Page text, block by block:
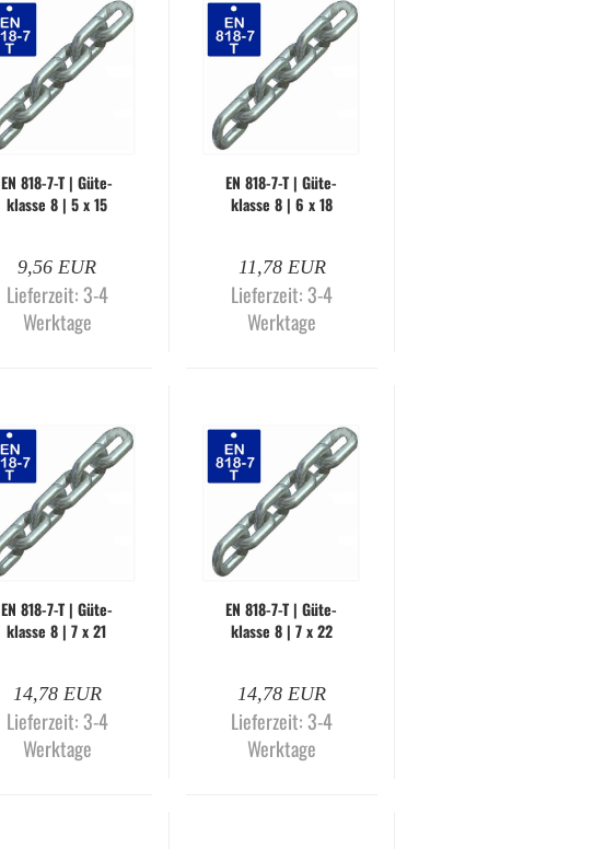
EN 818-​7-T | Gü­te­
klas­se 8 | 5 x 15
re)
9,56 EUR
Lieferzeit:3-4
Werktage
EN 818-​7-T | Gü­te­
klas­se 8 | 6 x 18
re)
11,78 EUR
Lieferzeit:3-4
Werktage
EN 818-​7-T | Gü­te­
klas­se 8 | 7 x 21
re)
14,78 EUR
Lieferzeit:3-4
Werktage
EN 818-​7-T | Gü­te­
klas­se 8 | 7 x 22
re)
14,78 EUR
Lieferzeit:3-4
Werktage